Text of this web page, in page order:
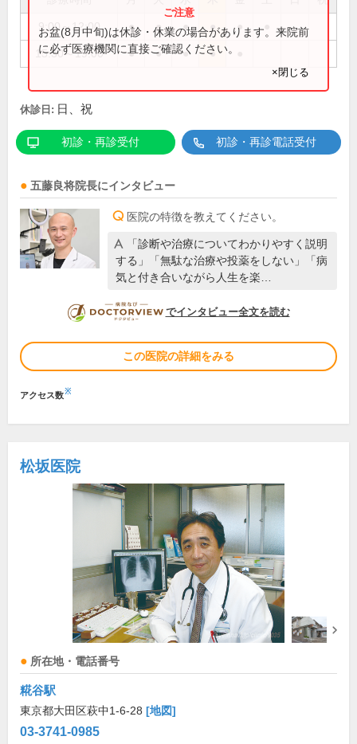
9:00～12:00 ● ● ● ● ●
15:30～19:00 ● ● ● ●
お盆(8月中旬)は休診・休業の場合があります。来院前
に必ず医療機関に直接ご確認ください。
×閉じる
休診日: 日、祝
初診・再診受付 初診・再診電話受付
五藤良将院長にインタビュー
医院の特徴を教えてください。
「診断や治療についてわかりやすく説明
する」「無駄な治療や投薬をしない」「病
気と付き合いながら人生を楽…
DOCTORVIEW
でインタビュー全文を読む
この医院の詳細をみる
アクセス数※
松坂医院
所在地・電話番号
糀谷駅
東京都大田区萩中1-6-28 [地図]
03-3741-0985